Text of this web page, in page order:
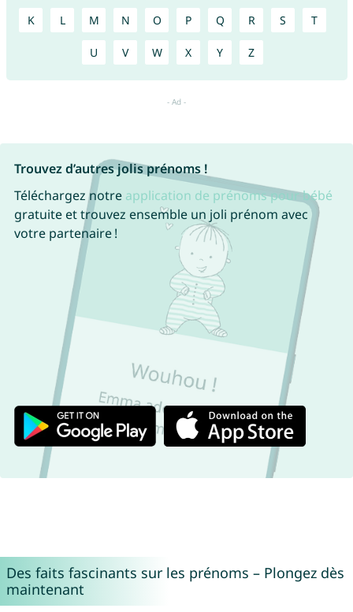
K L M N O P Q R S T
U V W X Y Z
Trouvez d’autres jolis prénoms !
Téléchargez notre application de prénoms pour bébé
gratuite et trouvez ensemble un joli prénom avec
votre partenaire !
Des faits fascinants sur les prénoms – Plongez dès
maintenant